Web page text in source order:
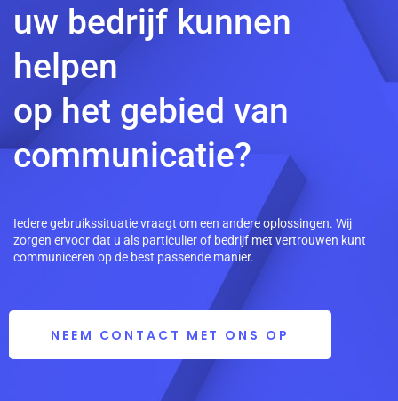
uw bedrijf kunnen
helpen
op het gebied van
communicatie?
Iedere gebruikssituatie vraagt om een andere oplossingen. Wij
zorgen ervoor dat u als particulier of bedrijf met vertrouwen kunt
communiceren op de best passende manier.
NEEM CONTACT MET ONS OP